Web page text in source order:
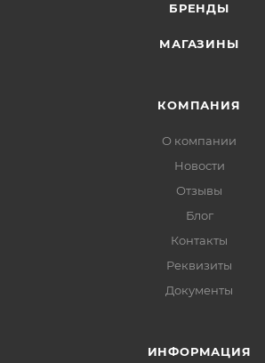
БРЕНДЫ
МАГАЗИНЫ
КОМПАНИЯ
О компании
Новости
Отзывы
Блог
Контакты
Реквизиты
Документы
ИНФОРМАЦИЯ